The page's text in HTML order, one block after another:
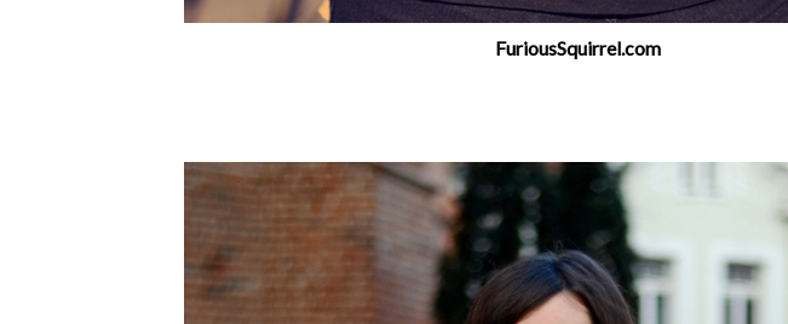
FuriousSquirrel.com